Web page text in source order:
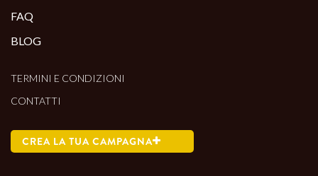
FAQ
BLOG
TERMINI E CONDIZIONI
CONTATTI
CREA LA TUA CAMPAGNA